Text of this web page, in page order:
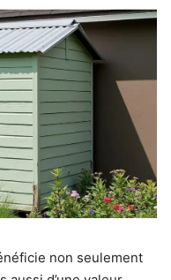
non seulement